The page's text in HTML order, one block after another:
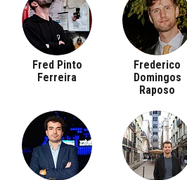
Fred Pinto
Ferreira
Frederico
Domingos
Raposo